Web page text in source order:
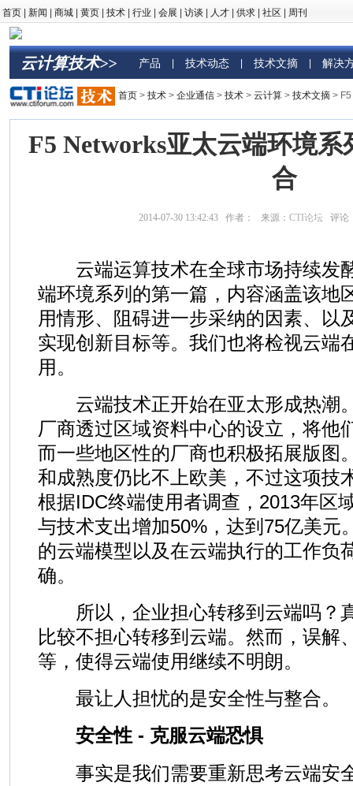
首页 新闻 商城 黄页 技术 行业 会展 访谈 人才 供求 社区 周刊
云计算技术>> 产品 技术动态 技术文摘 解决
首页 > 技术 > 企业通信 > 技术 > 云计算 > 技术文摘 >
F5 Networks亚太云端环境
合
2014-07-30 13:42:43 作者： 来源： CTI论坛 评论
云端运算技术在全球市场持续发
端环境系列的第一篇，内容涵盖该地
用情形、阻碍进一步采纳的因素、以
实现创新目标等。我们也将检视云端
用。
云端技术正开始在亚太形成热潮
厂商透过区域资料中心的设立，将他
而一些地区性的厂商也积极拓展版图
和成熟度仍比不上欧美，不过这项技
根据IDC终端使用者调查，2013年区
与技术支出增加50%，达到75亿美元
的云端模型以及在云端执行的工作负
确。
所以，企业担心转移到云端吗？
比较不担心转移到云端。然而，误解
等，使得云端使用继续不明朗。
最让人担忧的是安全性与整合。
安全性 - 克服云端恐惧
事实是我们需要重新思考云端安